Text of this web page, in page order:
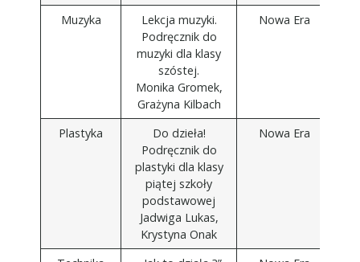
Muzyka
Lekcja muzyki.
Podręcznik do
muzyki dla klasy
szóstej.
Monika Gromek,
Grażyna Kilbach
Nowa Era
Plastyka
Do dzieła!
Podręcznik do
plastyki dla klasy
piątej szkoły
podstawowej
Jadwiga Lukas,
Krystyna Onak
Nowa Era